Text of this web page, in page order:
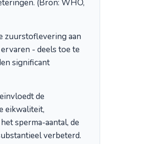
(Bron: WHO,
zuurstoflevering aan
- deels toe te
significant
de
eikwaliteit,
sperma-aantal, de
verbeterd.